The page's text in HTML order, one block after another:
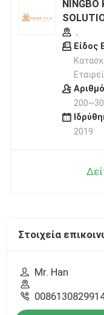
NINGBO
,
Είδος
2019
Στοιχεία
Mr. Han